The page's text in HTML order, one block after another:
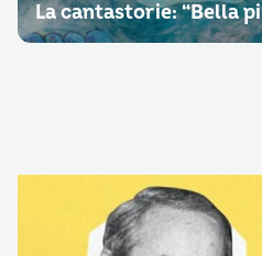
La cantastorie: “Bella